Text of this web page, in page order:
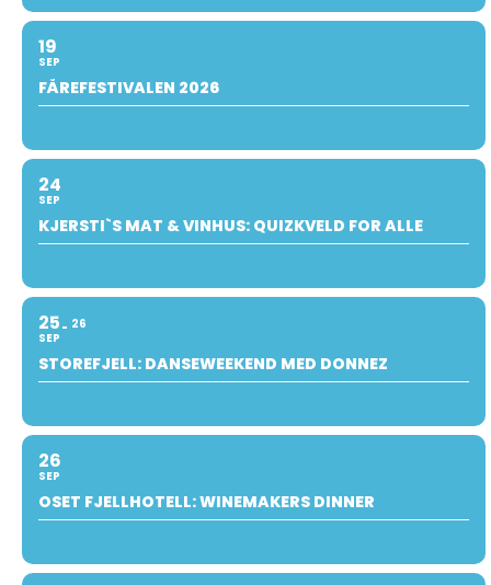
19
SEP
FÅREFESTIVALEN 2026
24
SEP
KJERSTI`S MAT & VINHUS: QUIZKVELD FOR ALLE
25
SEP
26
STOREFJELL: DANSEWEEKEND MED DONNEZ
26
SEP
OSET FJELLHOTELL: WINEMAKERS DINNER